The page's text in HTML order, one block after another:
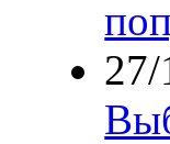
27/